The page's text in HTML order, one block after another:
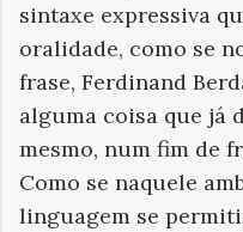
sintaxe expressiva
oralidade, como se
frase, Ferdinand
alguma coisa que já
mesmo, num fim de
Como se naquele
linguagem se